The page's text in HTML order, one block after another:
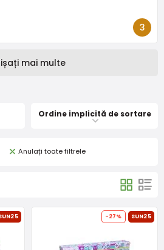
mai multe
Ordine implicită de sortare
Anulați toate filtrele
-27% SUN25